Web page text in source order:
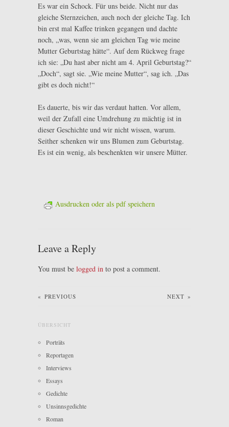
Es war ein Schock. Für uns beide. Nicht nur das
gleiche Sternzeichen, auch noch der gleiche Tag. Ich
bin erst mal Kaffee trinken gegangen und dachte
noch, „was, wenn sie am gleichen Tag wie meine
Mutter Geburtstag hätte“. Auf dem Rückweg frage
ich sie: „Du hast aber nicht am 4. April Geburtstag?“
„Doch“, sagt sie. „Wie meine Mutter“, sag ich. „Das
gibt es doch nicht!“
Es dauerte, bis wir das verdaut hatten. Vor allem,
weil der Zufall eine Umdrehung zu mächtig ist in
dieser Geschichte und wir nicht wissen, warum.
Seither schenken wir uns Blumen zum Geburtstag.
Es ist ein wenig, als beschenkten wir unsere Mütter.
Ausdrucken oder als pdf speichern
Leave a Reply
You must be logged in to post a comment.
« PREVIOUS NEXT »
ÜBERSICHT
Porträts
Reportagen
Interviews
Essays
Gedichte
Unsinnsgedichte
Roman